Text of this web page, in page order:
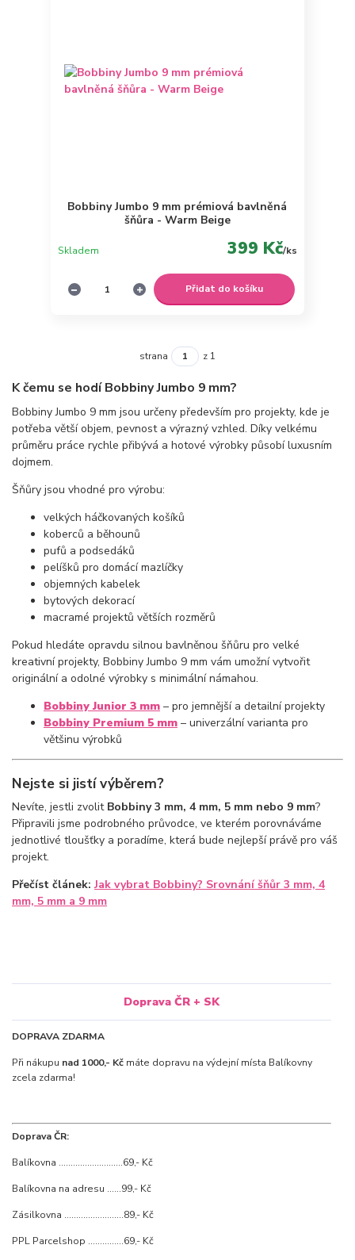
Bobbiny Jumbo 9 mm prémiová bavlněná
šňůra - Warm Beige
399 Kč/ks
Skladem
Přidat do košíku
strana z 1
K čemu se hodí Bobbiny Jumbo 9 mm?
Bobbiny Jumbo 9 mm jsou určeny především pro projekty, kde je
potřeba větší objem, pevnost a výrazný vzhled. Díky velkému
průměru práce rychle přibývá a hotové výrobky působí luxusním
dojmem.
Šňůry jsou vhodné pro výrobu:
velkých háčkovaných košíků
koberců a běhounů
pufů a podsedáků
pelíšků pro domácí mazlíčky
objemných kabelek
bytových dekorací
macramé projektů větších rozměrů
Pokud hledáte opravdu silnou bavlněnou šňůru pro velké
kreativní projekty, Bobbiny Jumbo 9 mm vám umožní vytvořit
originální a odolné výrobky s minimální námahou.
Bobbiny Junior 3 mm – pro jemnější a detailní projekty
Bobbiny Premium 5 mm – univerzální varianta pro
většinu výrobků
Nejste si jistí výběrem?
Nevíte, jestli zvolit Bobbiny 3 mm, 4 mm, 5 mm nebo 9 mm?
Připravili jsme podrobného průvodce, ve kterém porovnáváme
jednotlivé tloušťky a poradíme, která bude nejlepší právě pro váš
projekt.
Přečíst článek:Jak vybrat Bobbiny? Srovnání šňůr 3 mm, 4
mm, 5 mm a 9 mm
Doprava ČR + SK
DOPRAVA ZDARMA
Při nákupu nad 1000,- Kč máte dopravu na výdejní místa Balíkovny
zcela zdarma!
Doprava ČR:
Balíkovna ...........................69,- Kč
Balíkovna na adresu ......99,- Kč
Zásilkovna .........................89,- Kč
PPL Parcelshop ...............69,- Kč